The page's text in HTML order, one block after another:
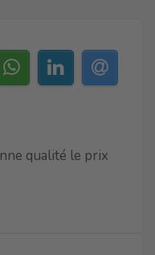
qualité le prix